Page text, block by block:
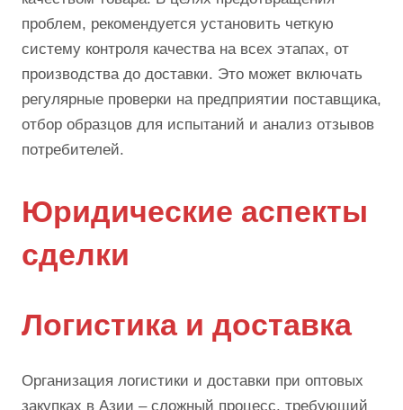
проблем, рекомендуется установить четкую
систему контроля качества на всех этапах, от
производства до доставки. Это может включать
регулярные проверки на предприятии поставщика,
отбор образцов для испытаний и анализ отзывов
потребителей.
Юридические аспекты
сделки
Логистика и доставка
Организация логистики и доставки при оптовых
закупках в Азии – сложный процесс, требующий